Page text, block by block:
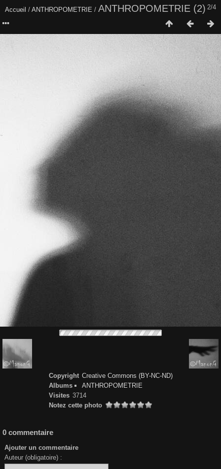
2/4
Accueil / ANTHROPOMETRIE / ANTHROPOMETRIE (2)
Copyright Creative Commons (BY-NC-ND)
Albums
ANTHROPOMETRIE
Visites 3714
Notez cette photo
0 commentaire
Ajouter un commentaire
Auteur (obligatoire) :